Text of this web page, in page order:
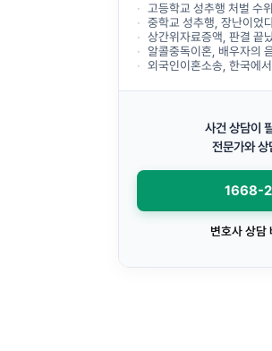
고등학교 성추행 처벌 수
중학교 성추행, 장난이었다는
상간위자료증액, 판결 끝났
알콜중독이혼, 배우자의 음주 문제
외국인이혼소송, 한국에서
사건 상담이
전문가와 상
1668-
변호사 상담